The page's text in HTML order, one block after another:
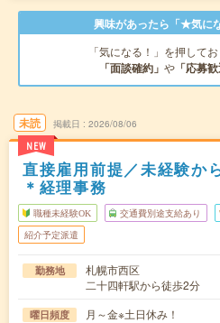
興味があったら「★気に
「気になる！」を押して
「面談確約」 や 「応募歓
未読
NEW
掲載日 2026/08/06
直接雇用前提／未経験か
＊経理事務
職種未経験OK 交通費別途支給あり
紹介予定派遣
勤務地
札幌市西区
二十四軒駅から徒歩2分
曜日頻度 月～金※土日休み！